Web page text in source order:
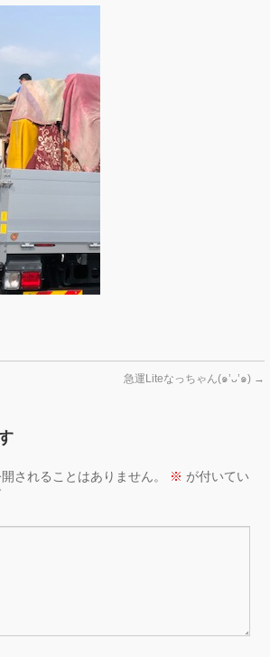
急運Liteなっちゃん(๑’ᴗ’๑) →
されることはありません。 ※ が付いてい